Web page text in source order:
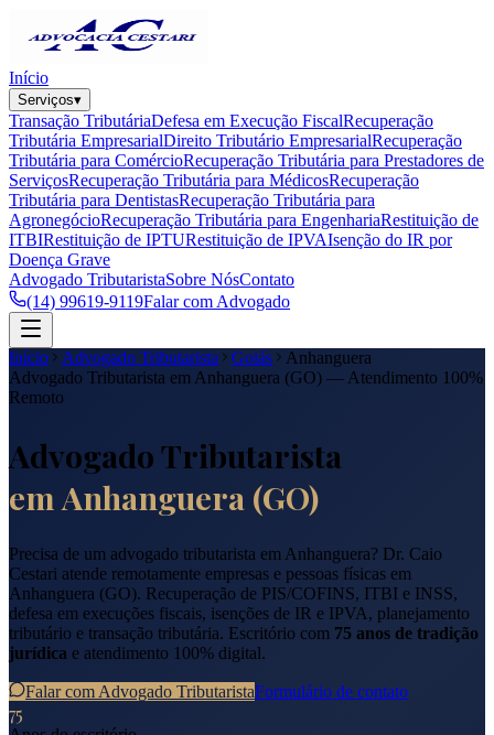
Início
Serviços▾
Transação TributáriaDefesa em Execução FiscalRecuperação
Tributária EmpresarialDireito Tributário EmpresarialRecuperação
Tributária para ComércioRecuperação Tributária para Prestadores de
ServiçosRecuperação Tributária para MédicosRecuperação
Tributária para DentistasRecuperação Tributária para
AgronegócioRecuperação Tributária para EngenhariaRestituição de
ITBIRestituição de IPTURestituição de IPVAIsenção do IR por
Doença Grave
Advogado TributaristaSobre NósContato
(14) 99619-9119Falar com Advogado
Início Advogado Tributarista Goiás
Anhanguera
Advogado Tributarista em Anhanguera (GO) — Atendimento 100%
Remoto
Advogado Tributarista
em Anhanguera (GO)
Precisa de um advogado tributarista em Anhanguera? Dr. Caio
Cestari atende remotamente empresas e pessoas físicas em
Anhanguera (GO). Recuperação de PIS/COFINS, ITBI e INSS,
defesa em execuções fiscais, isenções de IR e IPVA, planejamento
tributário e transação tributária. Escritório com 75 anos de tradição
jurídica e atendimento 100% digital.
Falar com Advogado TributaristaFormulário de contato
75